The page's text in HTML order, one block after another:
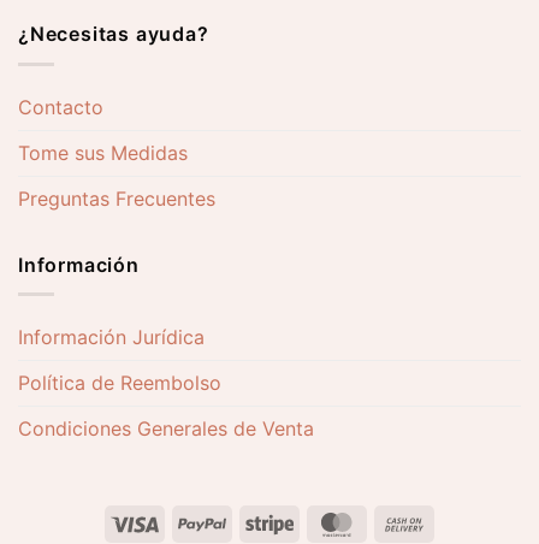
¿Necesitas ayuda?
Contacto
Tome sus Medidas
Preguntas Frecuentes
Información
Información Jurídica
Política de Reembolso
Condiciones Generales de Venta